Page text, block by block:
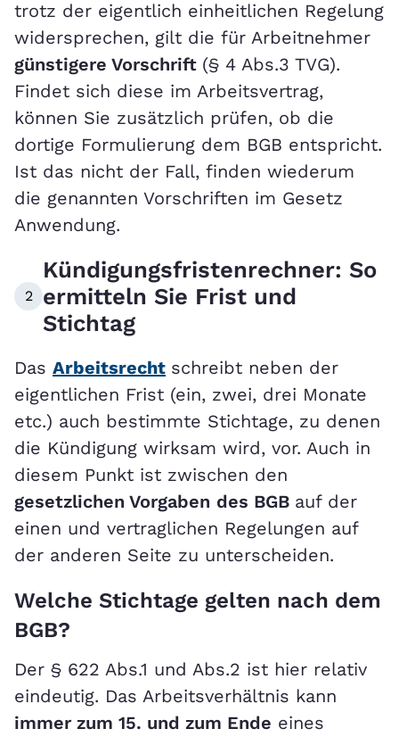
trotz der eigentlich einheitlichen Regelung
widersprechen, gilt die für Arbeitnehmer
günstigere Vorschrift (§ 4 Abs.3 TVG).
Findet sich diese im Arbeitsvertrag,
können Sie zusätzlich prüfen, ob die
dortige Formulierung dem BGB entspricht.
Ist das nicht der Fall, finden wiederum
die genannten Vorschriften im Gesetz
Anwendung.
2
Kündigungsfristenrechner: So
ermitteln Sie Frist und
Stichtag
Das Arbeitsrecht schreibt neben der
eigentlichen Frist (ein, zwei, drei Monate
etc.) auch bestimmte Stichtage, zu denen
die Kündigung wirksam wird, vor. Auch in
diesem Punkt ist zwischen den
gesetzlichen Vorgaben des BGB auf der
einen und vertraglichen Regelungen auf
der anderen Seite zu unterscheiden.
Welche Stichtage gelten nach dem
BGB?
Der § 622 Abs.1 und Abs.2 ist hier relativ
eindeutig. Das Arbeitsverhältnis kann
immer zum 15. und zum Ende eines